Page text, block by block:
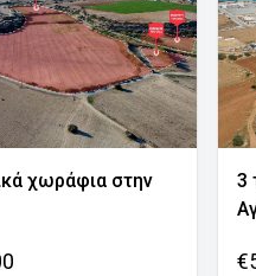
χωράφια στην
3